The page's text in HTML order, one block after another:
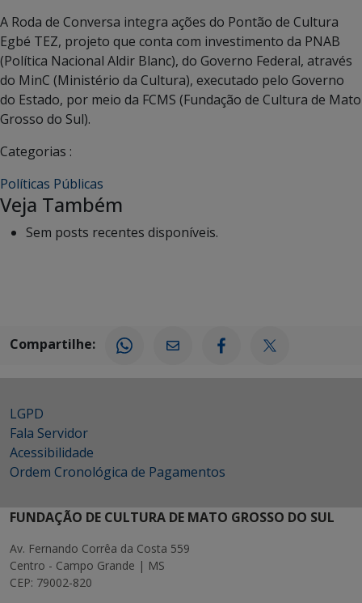
A Roda de Conversa integra ações do Pontão de Cultura
Egbé TEZ, projeto que conta com investimento da PNAB
(Política Nacional Aldir Blanc), do Governo Federal, através
do MinC (Ministério da Cultura), executado pelo Governo
do Estado, por meio da FCMS (Fundação de Cultura de Mato
Grosso do Sul).
Categorias :
Políticas Públicas
Veja Também
Sem posts recentes disponíveis.
Compartilhe:
LGPD
Fala Servidor
Acessibilidade
Ordem Cronológica de Pagamentos
FUNDAÇÃO DE CULTURA DE MATO GROSSO DO SUL
Av. Fernando Corrêa da Costa 559
Centro - Campo Grande | MS
CEP: 79002-820